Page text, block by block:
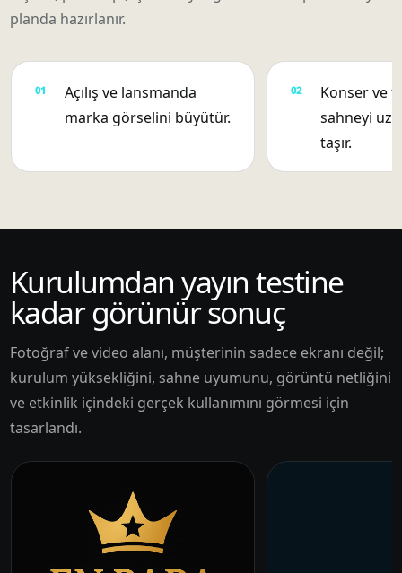
planda hazırlanır.
Açılış ve lansmanda
marka görselini büyütür.
Konser ve
sahneyi
taşır.
Kurulumdan yayın testine
kadar görünür sonuç
Fotoğraf ve video alanı, müşterinin sadece ekranı değil;
kurulum yüksekliğini, sahne uyumunu, görüntü netliğini
ve etkinlik içindeki gerçek kullanımını görmesi için
tasarlandı.